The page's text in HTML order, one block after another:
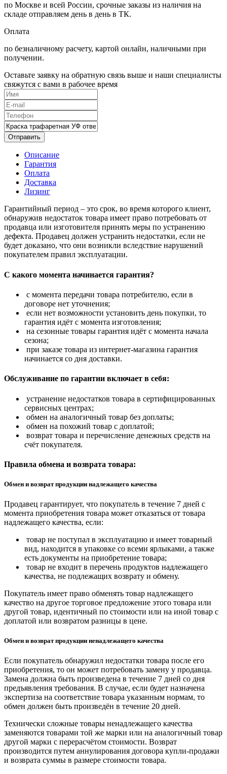
по Москве и всей России, срочные заказы из наличия на
складе отправляем день в день в ТК.
Оплата
по безналичному расчету, картой онлайн, наличными при
получении.
Оставьте заявку на обратную связь выше и наши специалисты
свяжутся с вами в рабочее время
Отправить
Описание
Гарантия
Оплата
Доставка
Лизинг
Гарантийный период – это срок, во время которого клиент,
обнаружив недостаток товара имеет право потребовать от
продавца или изготовителя принять меры по устранению
дефекта. Продавец должен устранить недостатки, если не
будет доказано, что они возникли вследствие нарушений
покупателем правил эксплуатации.
С какого момента начинается гарантия?
с момента передачи товара потребителю, если в
договоре нет уточнения;
если нет возможности установить день покупки, то
гарантия идёт с момента изготовления;
на сезонные товары гарантия идёт с момента начала
сезона;
при заказе товара из интернет-магазина гарантия
начинается со дня доставки.
Обслуживание по гарантии включает в себя:
устранение недостатков товара в сертифицированных
сервисных центрах;
обмен на аналогичный товар без доплаты;
обмен на похожий товар с доплатой;
возврат товара и перечисление денежных средств на
счёт покупателя.
Правила обмена и возврата товара:
Обмен и возврат продукции надлежащего качества
Продавец гарантирует, что покупатель в течение 7 дней с
момента приобретения товара может отказаться от товара
надлежащего качества, если:
товар не поступал в эксплуатацию и имеет товарный
вид, находится в упаковке со всеми ярлыками, а также
есть документы на приобретение товара;
товар не входит в перечень продуктов надлежащего
качества, не подлежащих возврату и обмену.
Покупатель имеет право обменять товар надлежащего
качество на другое торговое предложение этого товара или
другой товар, идентичный по стоимости или на иной товар с
доплатой или возвратом разницы в цене.
Обмен и возврат продукции ненадлежащего качества
Если покупатель обнаружил недостатки товара после его
приобретения, то он может потребовать замену у продавца.
Замена должна быть произведена в течение 7 дней со дня
предъявления требования. В случае, если будет назначена
экспертиза на соответствие товара указанным нормам, то
обмен должен быть произведён в течение 20 дней.
Технически сложные товары ненадлежащего качества
заменяются товарами той же марки или на аналогичный товар
другой марки с перерасчётом стоимости. Возврат
производится путем аннулирования договора купли-продажи
и возврата суммы в размере стоимости товара.